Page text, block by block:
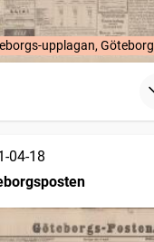
upplagan, Göteborg
04-18